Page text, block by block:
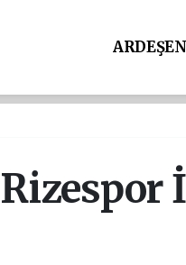
ARDEŞEN
Rizespor